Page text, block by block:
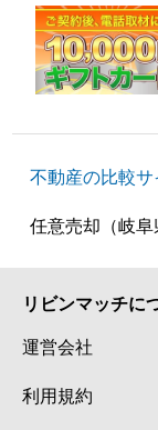
不動産の比較
任意売却（岐阜
リビンマッチに
運営会社
利用規約